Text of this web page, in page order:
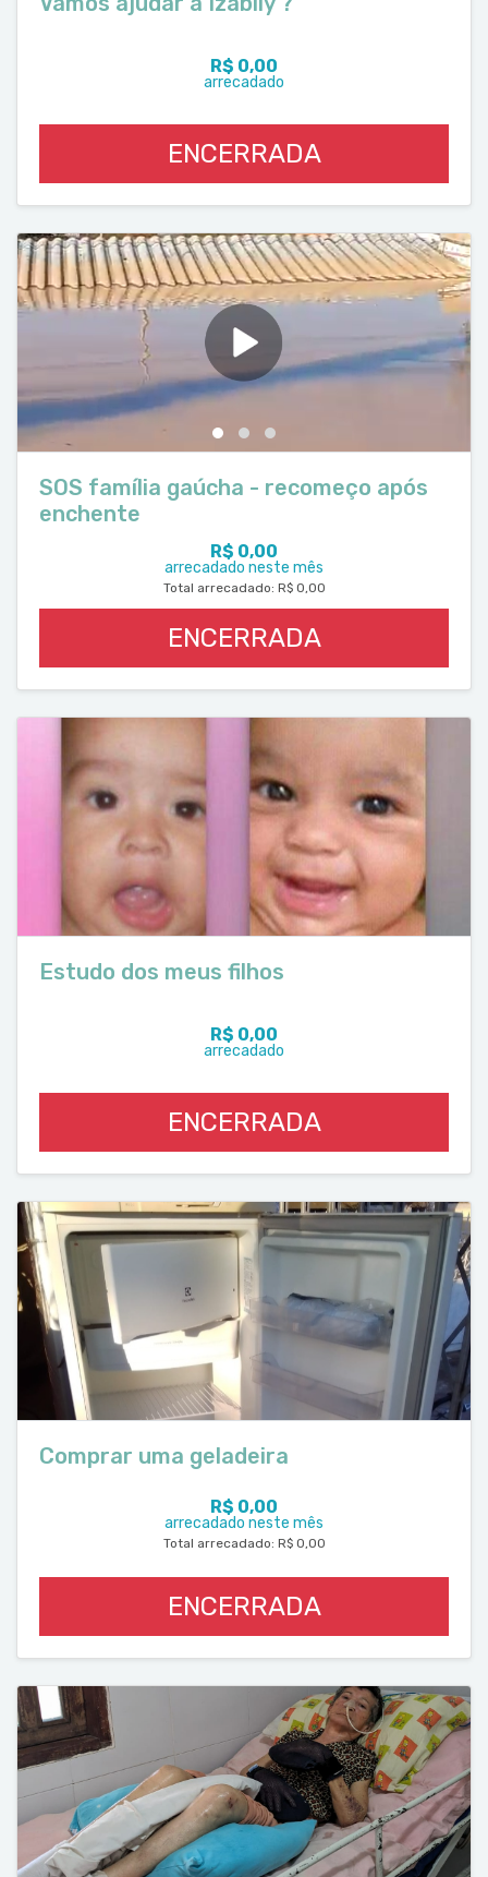
R$ 0,00
arrecadado
ENCERRADA
SOS família gaúcha - recomeço após
enchente
R$ 0,00
arrecadado neste mês
Total arrecadado: R$ 0,00
ENCERRADA
Estudo dos meus filhos
R$ 0,00
arrecadado
ENCERRADA
Comprar uma geladeira
R$ 0,00
arrecadado neste mês
Total arrecadado: R$ 0,00
ENCERRADA